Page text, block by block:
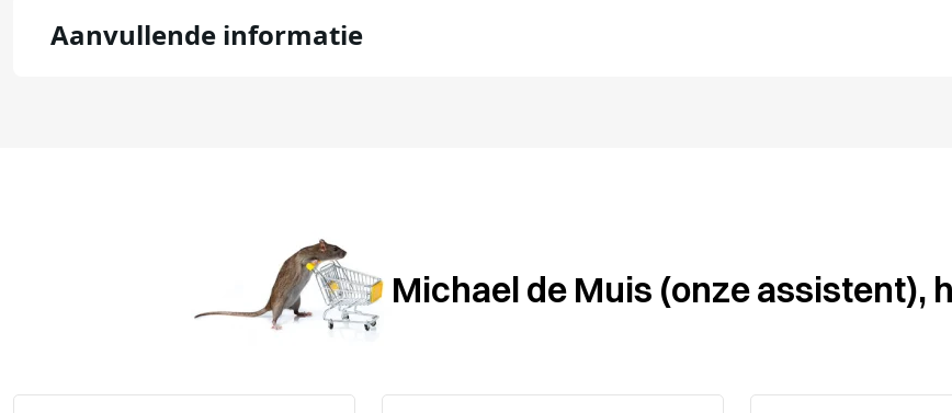
Aanvullende informatie
Michael de Muis (onze assistent),